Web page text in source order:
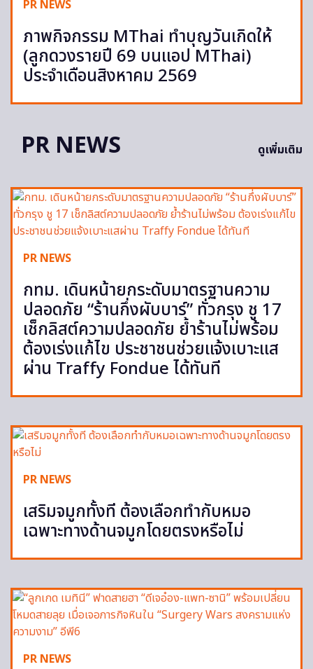
PR NEWS
ภาพกิจกรรม MThai ทำบุญวันเกิดให้
(ลูกดวงรายปี 69 บนแอป MThai)
ประจำเดือนสิงหาคม 2569
PR NEWS ดูเพิ่มเติม
PR NEWS
กทม. เดินหน้ายกระดับมาตรฐานความ
ปลอดภัย “ร้านกึ่งผับบาร์” ทั่วกรุง ชู 17
เช็กลิสต์ความปลอดภัย ย้ำร้านไม่พร้อม
ต้องเร่งแก้ไข ประชาชนช่วยแจ้งเบาะแส
ผ่าน Traffy Fondue ได้ทันที
PR NEWS
เสริมจมูกทั้งที ต้องเลือกทำกับหมอ
เฉพาะทางด้านจมูกโดยตรงหรือไม่
PR NEWS